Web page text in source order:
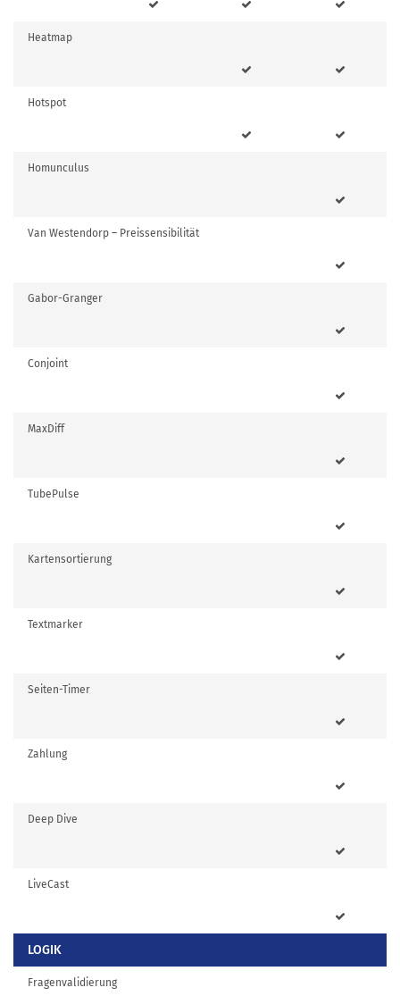
Heatmap
Hotspot
Homunculus
Van Westendorp – Preissensibilität
Gabor-Granger
Conjoint
MaxDiff
TubePulse
Kartensortierung
Textmarker
Seiten-Timer
Zahlung
Deep Dive
LiveCast
LOGIK
Fragenvalidierung